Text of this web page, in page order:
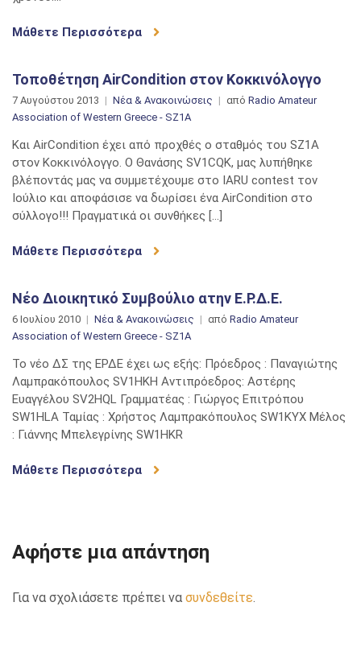
Μάθετε Περισσότερα
Τοποθέτηση AirCondition στον Κοκκινόλογγο
7 Αυγούστου 2013 Νέα & Ανακοινώσεις από Radio Amateur
Association of Western Greece - SZ1A
Και AirCondition έχει από προχθές ο σταθμός του SZ1A
στον Κοκκινόλογγο. Ο Θανάσης SV1CQK, μας λυπήθηκε
βλέποντάς μας να συμμετέχουμε στο IARU contest τον
Ιούλιο και αποφάσισε να δωρίσει ένα AirCondition στο
σύλλογο!!! Πραγματικά οι συνθήκες […]
Μάθετε Περισσότερα
Νέο Διοικητικό Συμβούλιο ατην Ε.Ρ.Δ.Ε.
6 Ιουλίου 2010 Νέα & Ανακοινώσεις από Radio Amateur
Association of Western Greece - SZ1A
Το νέο ΔΣ της ΕΡΔΕ έχει ως εξής: Πρόεδρος : Παναγιώτης
Λαμπρακόπουλος SV1HKH Αντιπρόεδρος: Αστέρης
Ευαγγέλου SV2HQL Γραμματέας : Γιώργος Επιτρόπου
SW1HLA Ταμίας : Χρήστος Λαμπρακόπουλος SW1KYX Μέλος
: Γιάννης Μπελεγρίνης SW1HKR
Μάθετε Περισσότερα
Αφήστε μια απάντηση
Για να σχολιάσετε πρέπει να συνδεθείτε.